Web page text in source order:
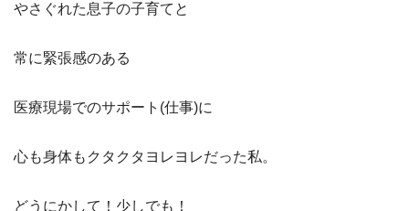
やさぐれた息子の子育てと
常に緊張感のある
医療現場でのサポート(仕事)に
心も身体もクタクタヨレヨレだった私。
どうにかして！少しでも！